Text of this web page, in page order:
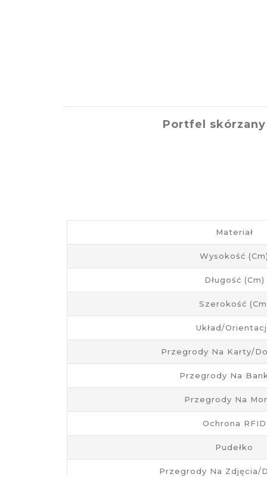
Portfel
Materiał
Wysokość
Długość (cm)
Szerokość
Układ/
Przegrody Na Karty/
Przegrody Na
Przegrody Na
Ochrona RFID
Pudełko
Przegrody Na Zdjęcia/